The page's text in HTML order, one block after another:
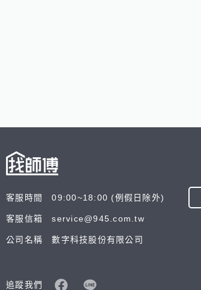
客服時間 09:00~18:00 (例假日除外)
客服信箱 service@945.com.tw
公司名稱 數字科技股份有限公司
追蹤我們